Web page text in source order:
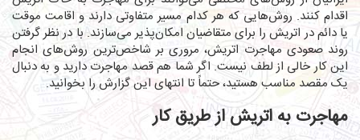
اقدام کنند. روش‌هایی که هر کدام مسیر متفاوتی دارند و اقامت موقت
یا دائم در اتریش را برای متقاضیان امکان‌پذیر می‌سازند. با در نظر گرفتن
روند صعودی مهاجرت اتریش، مروری بر شاخص‌ترین روش‌های انجام
این کار خالی از لطف نیست. اگر شما هم قصد مهاجرت دارید و به دنبال
یک مقصد مناسب هستید، حتماً تا انتهای این گزارش را بخوانید.
مهاجرت به اتریش از طریق کار